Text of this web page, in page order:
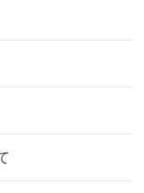
るうちに身
にありがとう
(金)
日(木)
)